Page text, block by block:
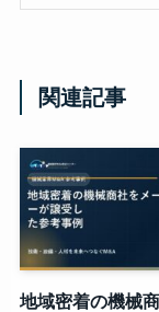
関連記事
地域密着の機械